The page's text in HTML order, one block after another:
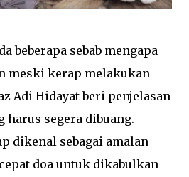
beberapa sebab mengapa
meski kerap melakukan
Adi Hidayat beri penjelasan
harus segera dibuang.
dikenal sebagai amalan
doa untuk dikabulkan